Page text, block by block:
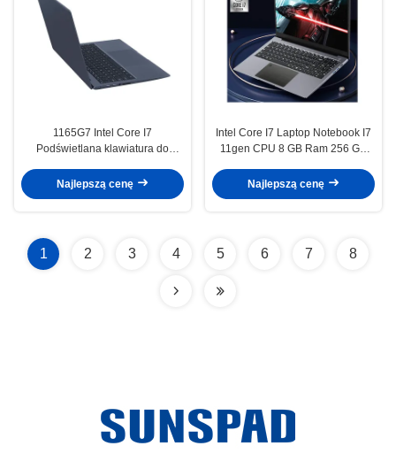
1165G7 Intel Core I7
Podświetlana klawiatura do
obudowa
Najlepszą cenę
Intel Core I7 Laptop Notebook I7
11gen CPU 8 GB Ram 256 GB
Najlepszą cenę
1 2 3 4 5 6 7 8